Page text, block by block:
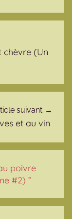
chèvre (Un
suivant
et au vin
poivre
#2) ”